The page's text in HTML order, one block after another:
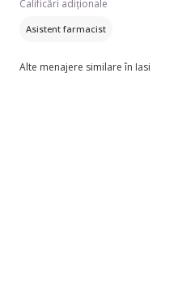
Calificări adiționale
Asistent farmacist
Alte menajere similare în Iasi